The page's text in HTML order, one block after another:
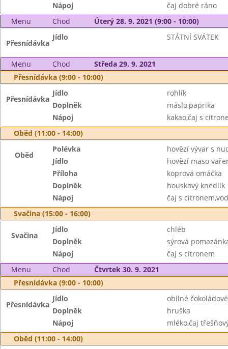
Nápoj
čaj dobré ráno
Menu
Chod Úterý 28. 9. 2021 (9:00 - 10:00)
Přesnídávka
Jídlo STÁTNÍ SVÁTEK
Menu Chod
Středa 29. 9. 2021
Přesnídávka (9:00 - 10:00)
Přesnídávka
Jídlo
rohlík
Doplněk
máslo,paprika
Nápoj
kakao,čaj s
Oběd (11:00 - 14:00)
Oběd
Polévka
hovězí vývar s
Jídlo
hovězí maso
Příloha
koprová omáčka
Doplněk
houskový knedlík
Nápoj
čaj s
Svačina (15:00 - 16:00)
Svačina
Jídlo
chléb
Doplněk
sýrová
Nápoj
čaj s citronem
Menu
Chod
Čtvrtek 30. 9. 2021
Přesnídávka (9:00 - 10:00)
Přesnídávka
Jídlo
obilné
Doplněk
hruška
Nápoj
mléko,čaj
Oběd (11:00 - 14:00)